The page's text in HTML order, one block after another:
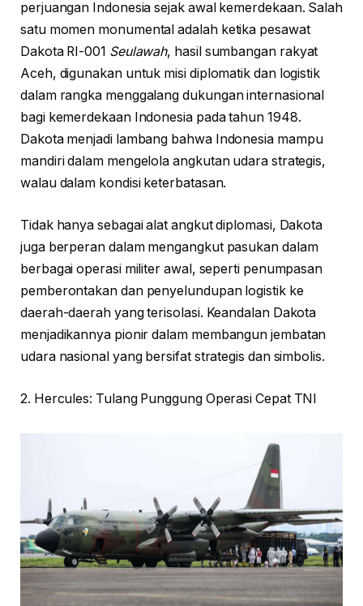
perjuangan Indonesia sejak awal kemerdekaan. Salah
satu momen monumental adalah ketika pesawat
Dakota RI-001 Seulawah, hasil sumbangan rakyat
Aceh, digunakan untuk misi diplomatik dan logistik
dalam rangka menggalang dukungan internasional
bagi kemerdekaan Indonesia pada tahun 1948.
Dakota menjadi lambang bahwa Indonesia mampu
mandiri dalam mengelola angkutan udara strategis,
walau dalam kondisi keterbatasan.
Tidak hanya sebagai alat angkut diplomasi, Dakota
juga berperan dalam mengangkut pasukan dalam
berbagai operasi militer awal, seperti penumpasan
pemberontakan dan penyelundupan logistik ke
daerah-daerah yang terisolasi. Keandalan Dakota
menjadikannya pionir dalam membangun jembatan
udara nasional yang bersifat strategis dan simbolis.
2. Hercules: Tulang Punggung Operasi Cepat TNI